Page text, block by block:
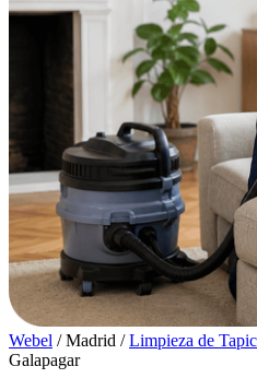
Webel / Madrid / Limpieza de
Galapagar